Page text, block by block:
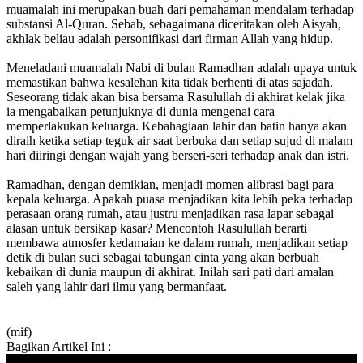
muamalah ini merupakan buah dari pemahaman mendalam terhadap
substansi Al-Quran. Sebab, sebagaimana diceritakan oleh Aisyah,
akhlak beliau adalah personifikasi dari firman Allah yang hidup.
Meneladani muamalah Nabi di bulan Ramadhan adalah upaya untuk
memastikan bahwa kesalehan kita tidak berhenti di atas sajadah.
Seseorang tidak akan bisa bersama Rasulullah di akhirat kelak jika
ia mengabaikan petunjuknya di dunia mengenai cara
memperlakukan keluarga. Kebahagiaan lahir dan batin hanya akan
diraih ketika setiap teguk air saat berbuka dan setiap sujud di malam
hari diiringi dengan wajah yang berseri-seri terhadap anak dan istri.
Ramadhan, dengan demikian, menjadi momen alibrasi bagi para
kepala keluarga. Apakah puasa menjadikan kita lebih peka terhadap
perasaan orang rumah, atau justru menjadikan rasa lapar sebagai
alasan untuk bersikap kasar? Mencontoh Rasulullah berarti
membawa atmosfer kedamaian ke dalam rumah, menjadikan setiap
detik di bulan suci sebagai tabungan cinta yang akan berbuah
kebaikan di dunia maupun di akhirat. Inilah sari pati dari amalan
saleh yang lahir dari ilmu yang bermanfaat.
(mif)
Bagikan Artikel Ini :